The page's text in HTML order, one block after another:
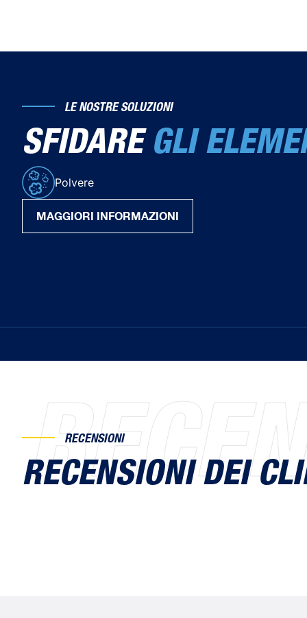
LE NOSTRE SOLUZIONI
SFIDARE GLI
Polvere
MAGGIORI INFORMAZIONI
RECENSIONI
RECENSIONI DEI